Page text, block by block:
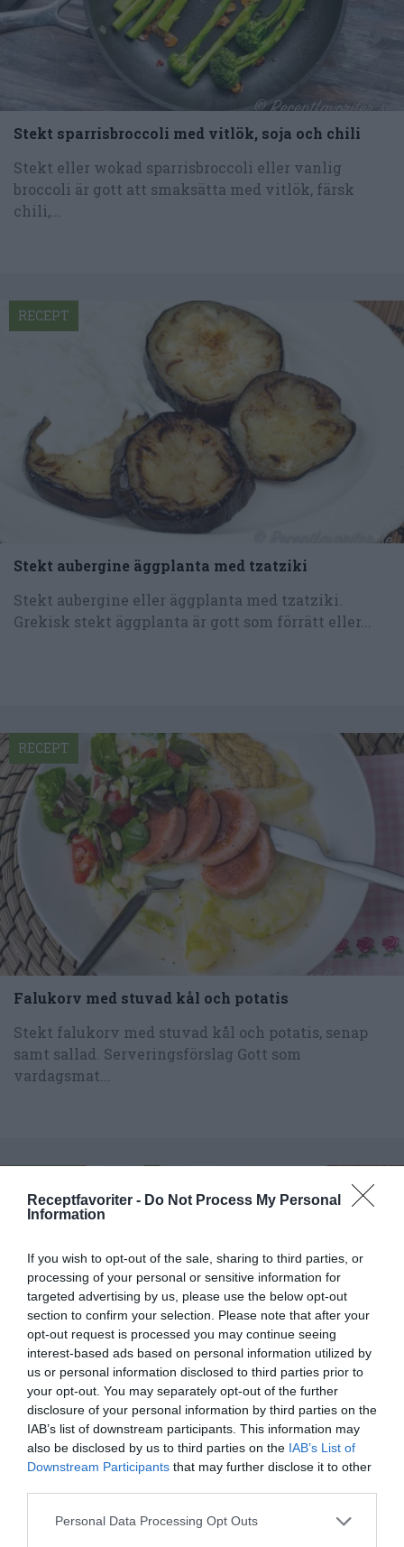
Receptfavoriter - Do Not Process My Personal
Information
If you wish to opt-out of the sale, sharing to third parties, or
processing of your personal or sensitive information for
targeted advertising by us, please use the below opt-out
section to confirm your selection. Please note that after your
opt-out request is processed you may continue seeing
interest-based ads based on personal information utilized by
us or personal information disclosed to third parties prior to
your opt-out. You may separately opt-out of the further
disclosure of your personal information by third parties on the
IAB’s list of downstream participants. This information may
also be disclosed by us to third parties on the IAB’s List of
Downstream Participants that may further disclose it to other
Personal Data Processing Opt Outs
Stekt sparrisbroccoli med vitlök, soja och chili
Stekt eller wokad sparrisbroccoli eller vanlig
broccoli är gott att smaksätta med vitlök, färsk
chili,...
Stekt aubergine äggplanta med tzatziki
Stekt aubergine eller äggplanta med tzatziki.
Grekisk stekt äggplanta är gott som förrätt eller...
RECEPT
Falukorv med stuvad kål och potatis
Stekt falukorv med stuvad kål och potatis, senap
samt sallad. Serveringsförslag Gott som
vardagsmat...
RECEPT
Kycklingspett med nötter, chili och tandoori
Kycklingspett med nötter, chili och tandoori.